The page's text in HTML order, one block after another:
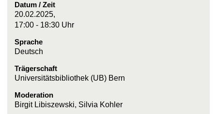
Datum / Zeit
20.02.2025,
17:00 - 18:30 Uhr
Sprache
Deutsch
Trägerschaft
Universitätsbibliothek (UB) Bern
Moderation
Birgit Libiszewski, Silvia Kohler